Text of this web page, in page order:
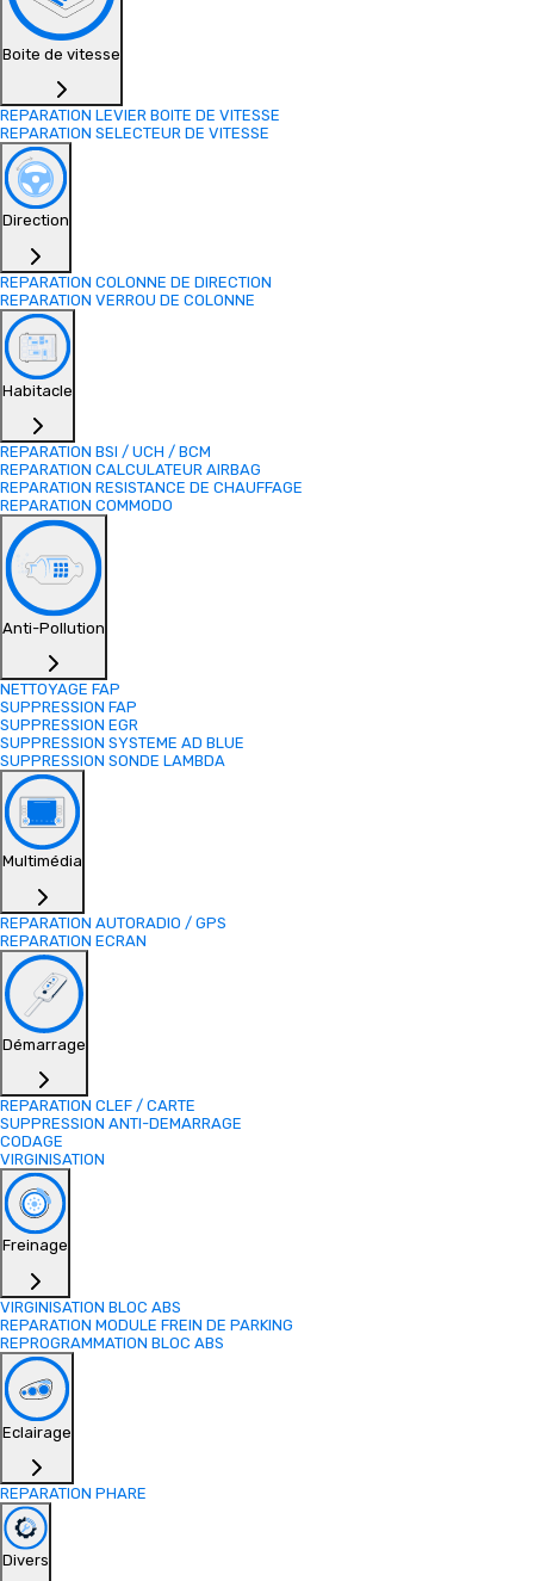
Boite de vitesse
REPARATION LEVIER BOITE DE VITESSE
REPARATION SELECTEUR DE VITESSE
Direction
REPARATION COLONNE DE DIRECTION
REPARATION VERROU DE COLONNE
Habitacle
REPARATION BSI / UCH / BCM
REPARATION CALCULATEUR AIRBAG
REPARATION RESISTANCE DE CHAUFFAGE
REPARATION COMMODO
Anti-Pollution
NETTOYAGE FAP
SUPPRESSION FAP
SUPPRESSION EGR
SUPPRESSION SYSTEME AD BLUE
SUPPRESSION SONDE LAMBDA
Multimédia
REPARATION AUTORADIO / GPS
REPARATION ECRAN
Démarrage
REPARATION CLEF / CARTE
SUPPRESSION ANTI-DEMARRAGE
CODAGE
VIRGINISATION
Freinage
VIRGINISATION BLOC ABS
REPARATION MODULE FREIN DE PARKING
REPROGRAMMATION BLOC ABS
Eclairage
REPARATION PHARE
Divers